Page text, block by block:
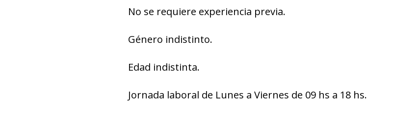
No se requiere experiencia previa.
Género indistinto.
Edad indistinta.
Jornada laboral de Lunes a Viernes de 09 hs a 18 hs.